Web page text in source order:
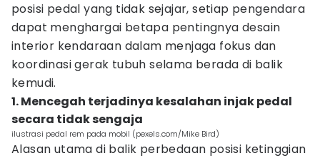
posisi pedal yang tidak sejajar, setiap pengendara
dapat menghargai betapa pentingnya desain
interior kendaraan dalam menjaga fokus dan
koordinasi gerak tubuh selama berada di balik
kemudi.
1. Mencegah terjadinya kesalahan injak pedal
secara tidak sengaja
ilustrasi pedal rem pada mobil (pexels.com/Mike Bird)
Alasan utama di balik perbedaan posisi ketinggian